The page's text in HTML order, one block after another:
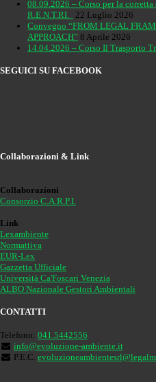
08.09.2026 – Corso per la
R.E.N.T.RI.
22 Luglio 2026
Convegno “FROM LEGAL
APPROACH” 8 Aprile 2026
14.04.2026 – Corso Il Trasporto
SEGUICI SU FACEBOOK
Collaborazioni & Link
Collaborazioni
Consorzio C.A.R.P.I.
Link
Lexambiente
Normattiva
EUR-Lex
Gazzetta Ufficiale
Università Ca'Foscari Venezia
ALBO Nazionale Gestori Ambientali
CONTATTI
Telefono: 041.5442556
info@evoluzione-ambiente.it
P.E.C.